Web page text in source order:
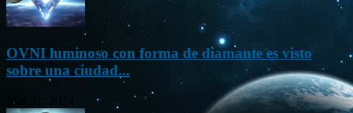
OVNI luminoso con forma de diamante es visto
sobre una ciudad...
Mar 31, 2024